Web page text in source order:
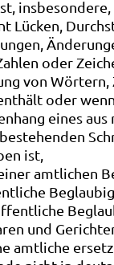
insbesondere,
Lücken,
oder
von Wörtern,
oder
eines aus
ist,
amtlichen
und
amtliche